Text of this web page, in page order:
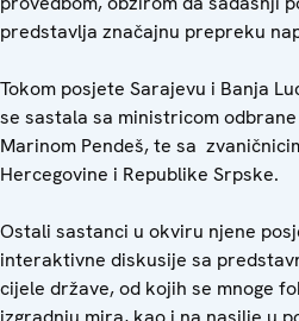
predstavlja značajnu prepreku
Tokom posjete Sarajevu i Banja
se sastala sa ministricom
Marinom Pendeš, te sa
Hercegovine i Republike Srpske.
Ostali sastanci u okviru njene
interaktivne diskusije sa
cijele države, od kojih se mnoge